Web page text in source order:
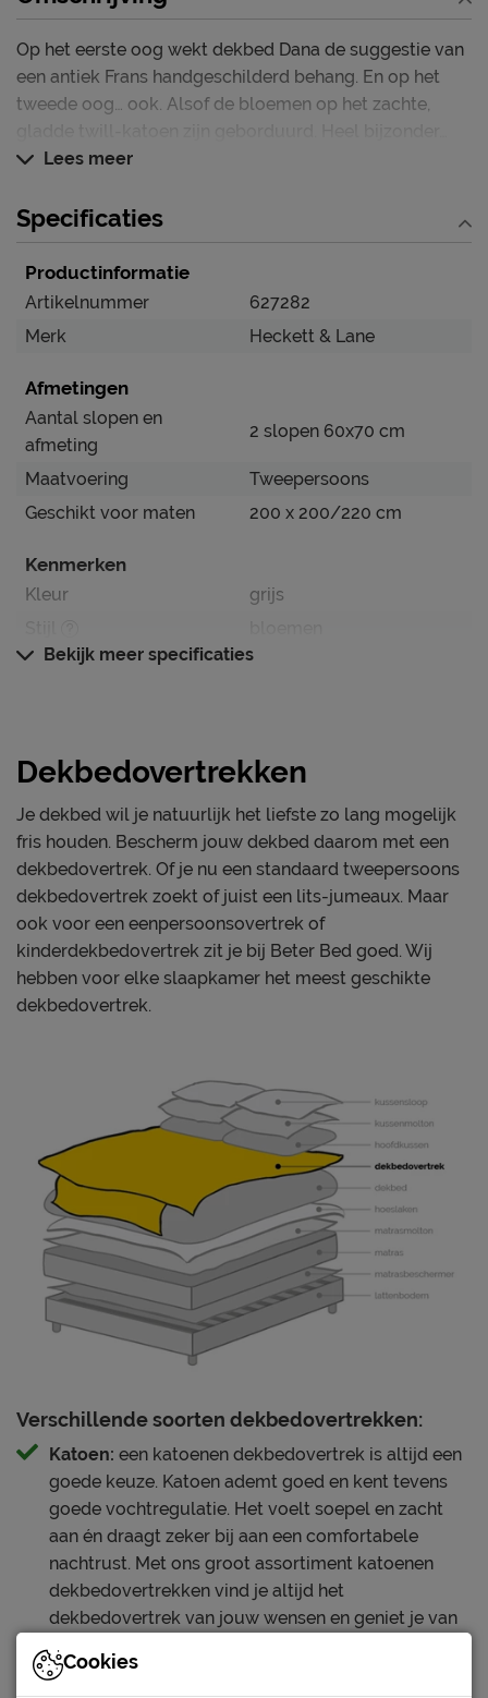
Op het eerste oog wekt dekbed Dana de suggestie van
een antiek Frans handgeschilderd behang. En op het
tweede oog… ook. Alsof de bloemen op het zachte,
Lees meer
Specificaties
Productinformatie
Artikelnummer
627282
Merk
Heckett & Lane
Afmetingen
Aantal slopen en
afmeting
2 slopen 60x70 cm
Maatvoering
Tweepersoons
Geschikt voor maten
200 x 200/220 cm
Kenmerken
Kleur
grijs
Dessin
volwassenen
Materiaal
Materiaal katoen
Wasinstructies wasbaar tot 60°C
Goed om te weten
Garantie
1 jaar volgens CBW
voorwaarden
Bekijk meer specificaties
Dekbedovertrekken
Je dekbed wil je natuurlijk het liefste zo lang mogelijk
fris houden. Bescherm jouw dekbed daarom met een
dekbedovertrek. Of je nu een standaard tweepersoons
dekbedovertrek zoekt of juist een lits-jumeaux. Maar
ook voor een eenpersoonsovertrek of
kinderdekbedovertrek zit je bij Beter Bed goed. Wij
hebben voor elke slaapkamer het meest geschikte
dekbedovertrek.
Verschillende soorten dekbedovertrekken:
Katoen: een katoenen dekbedovertrek is altijd een
goede keuze. Katoen ademt goed en kent tevens
goede vochtregulatie. Het voelt soepel en zacht
aan én draagt zeker bij aan een comfortabele
nachtrust. Met ons groot assortiment katoenen
dekbedovertrekken vind je altijd het
dekbedovertrek van jouw wensen en geniet je van
een heerlijke nachtrust.
Perkal katoen:
Cookies